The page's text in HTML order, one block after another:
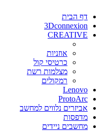
דף הבית
3Dconnexion
CREATIVE
אוזניות
כרטיסי קול
מצלמות רשת
רמקולים
Lenovo
ProtoArc
אביזרים נלווים למחשב
מדפסות
מחשבים ניידים